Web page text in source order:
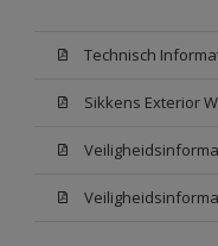
Technisch